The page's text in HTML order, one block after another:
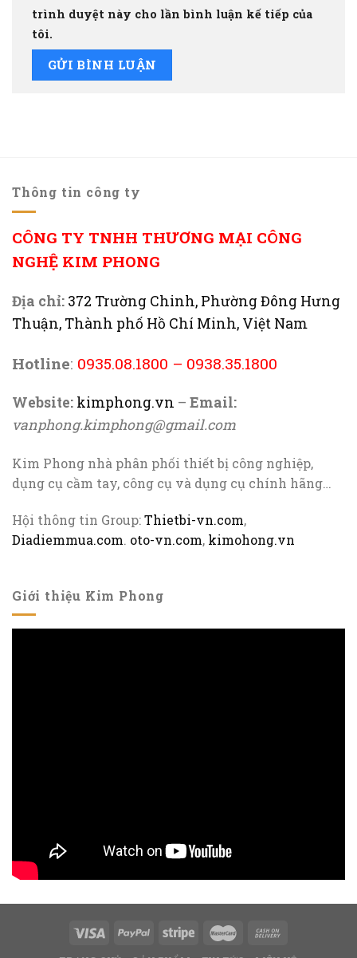
trình duyệt này cho lần bình luận kế tiếp của
tôi.
Thông tin công ty
CÔNG TY TNHH THƯƠNG MẠI CÔNG
NGHỆ KIM PHONG
Địa chỉ: 372 Trường Chinh, Phường Đông Hưng
Thuận, Thành phố Hồ Chí Minh, Việt Nam
Hotline: 0935.08.1800 – 0938.35.1800
Website: kimphong.vn – Email:
vanphong.kimphong@gmail.com
Kim Phong nhà phân phối thiết bị công nghiệp,
dụng cụ cầm tay, công cụ và dụng cụ chính hãng…
Hội thông tin Group:Thietbi-vn.com,
Diadiemmua.com. oto-vn.com, kimohong.vn
Giới thiệu Kim Phong